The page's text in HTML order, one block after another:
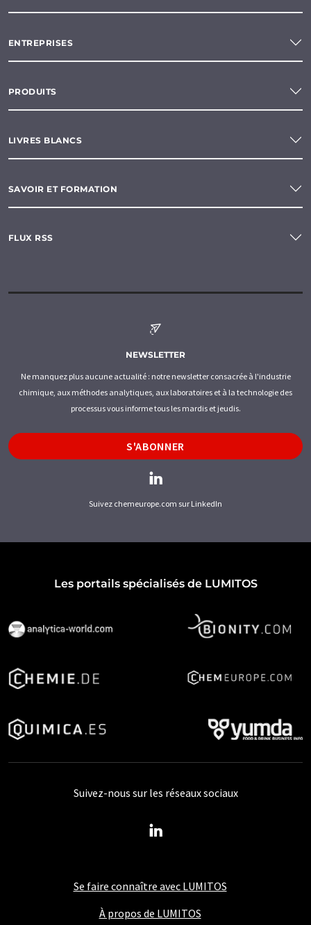
ENTREPRISES
PRODUITS
LIVRES BLANCS
SAVOIR ET FORMATION
FLUX RSS
NEWSLETTER
Ne manquez plus aucune actualité : notre newsletter consacrée à l'industrie
chimique, aux méthodes analytiques, aux laboratoires et à la technologie des
processus vous informe tous les mardis et jeudis.
S'ABONNER
Suivez chemeurope.com sur LinkedIn
Les portails spécialisés de LUMITOS
Se faire connaître avec LUMITOS
À propos de LUMITOS
Suivez-nous sur les réseaux sociaux